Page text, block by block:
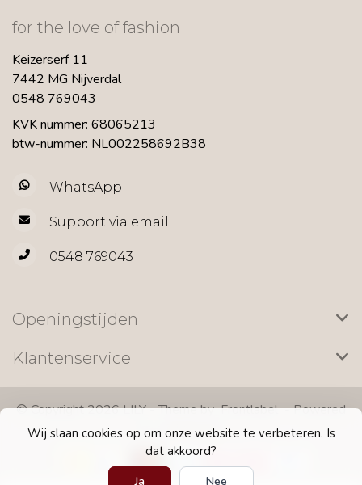
Wij slaan cookies op om onze website te verbeteren. Is
dat akkoord?
Ja Nee
for the love of fashion
Keizerserf 11
7442 MG Nijverdal
0548 769043
KVK nummer: 68065213
btw-nummer: NL002258692B38
WhatsApp
Support via email
0548 769043
Openingstijden
Klantenservice
© Copyright 2026 LILY - Theme byFrontlabel- Powered
byLightspeed